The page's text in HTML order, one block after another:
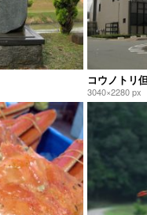
コウノトリ
3040×2280 px